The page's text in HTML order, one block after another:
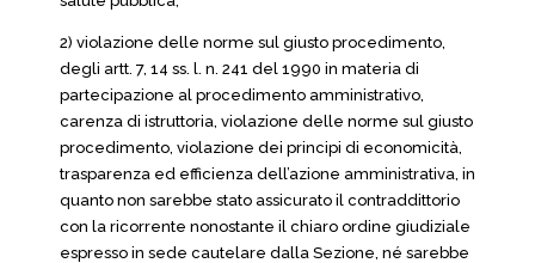
2) violazione delle norme sul giusto procedimento,
degli artt. 7, 14 ss. l. n. 241 del 1990 in materia di
partecipazione al procedimento amministrativo,
carenza di istruttoria, violazione delle norme sul giusto
procedimento, violazione dei principi di economicità,
trasparenza ed efficienza dell’azione amministrativa, in
quanto non sarebbe stato assicurato il contraddittorio
con la ricorrente nonostante il chiaro ordine giudiziale
espresso in sede cautelare dalla Sezione, né sarebbe